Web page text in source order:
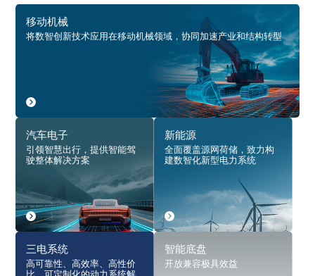
移动机械
将数智创新技术应用在移动机械领域，协同加速产业和结构转型
汽车电子
引领智慧出行，提供智能驾
驶整体解决方案
新能源
全面覆盖源网荷储，致力构
建数智化新型电力系统
三电系统
高可靠性、高效率、高性价
智能底盘
开放兼容极具效益